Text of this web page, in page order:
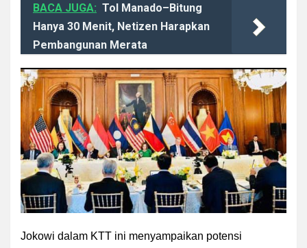
BACA JUGA: Tol Manado–Bitung
Hanya 30 Menit, Netizen Harapkan
Pembangunan Merata
Jokowi dalam KTT ini menyampaikan potensi